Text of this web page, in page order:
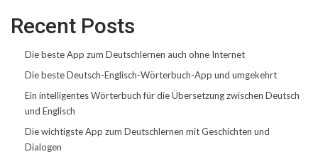
Recent Posts
Die beste App zum Deutschlernen auch ohne Internet
Die beste Deutsch-Englisch-Wörterbuch-App und umgekehrt
Ein intelligentes Wörterbuch für die Übersetzung zwischen Deutsch
und Englisch
Die wichtigste App zum Deutschlernen mit Geschichten und
Dialogen